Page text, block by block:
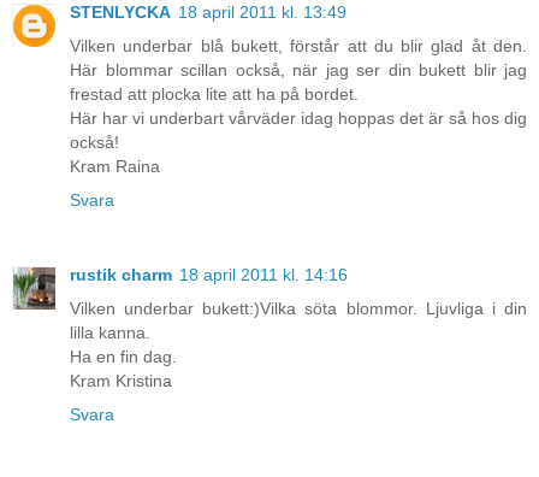
STENLYCKA 18 april 2011 kl. 13:49
Vilken underbar blå bukett, förstår att du blir glad åt den.
Här blommar scillan också, när jag ser din bukett blir jag
frestad att plocka lite att ha på bordet.
Här har vi underbart vårväder idag hoppas det är så hos dig
också!
Kram Raina
Svara
rustik charm 18 april 2011 kl. 14:16
Vilken underbar bukett:)Vilka söta blommor. Ljuvliga i din
lilla kanna.
Ha en fin dag.
Kram Kristina
Svara